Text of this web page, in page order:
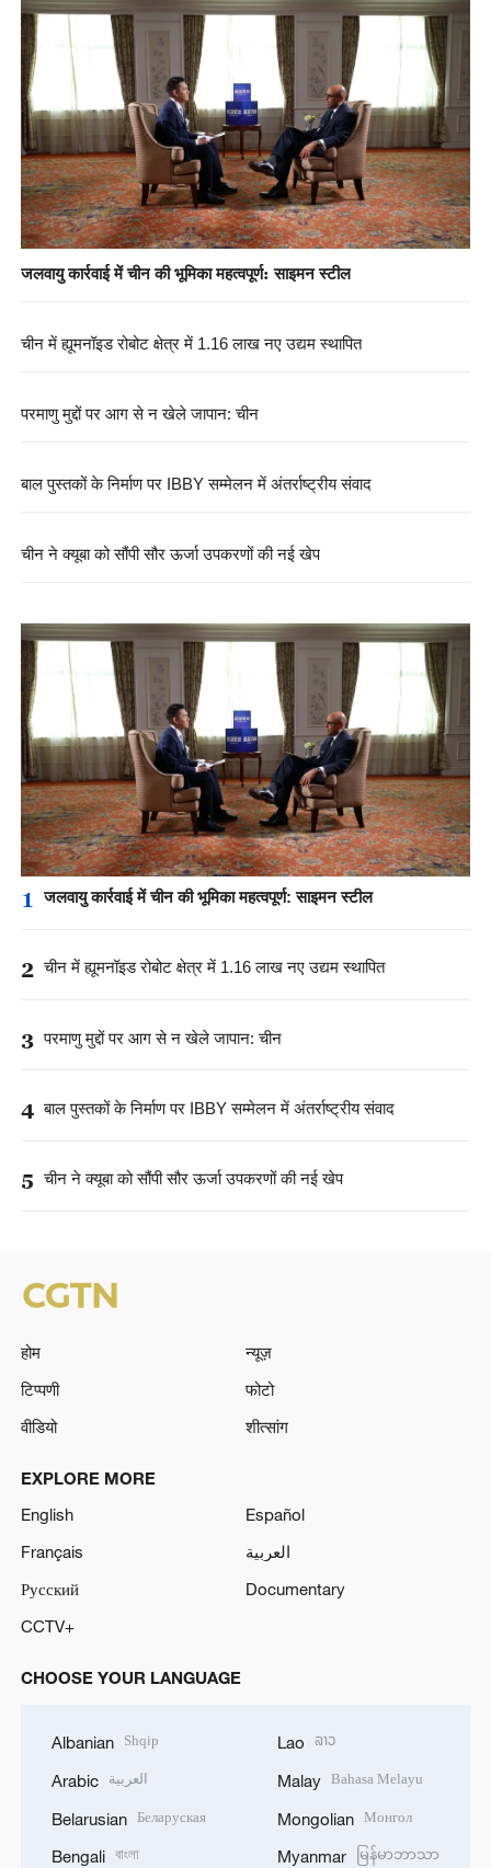
जलवायु कार्रवाई में चीन की भूमिका महत्वपूर्ण: साइमन स्टील
चीन में ह्यूमनॉइड रोबोट क्षेत्र में 1.16 लाख नए उद्यम स्थापित
परमाणु मुद्दों पर आग से न खेले जापान: चीन
बाल पुस्तकों के निर्माण पर IBBY सम्मेलन में अंतर्राष्ट्रीय संवाद
चीन ने क्यूबा को सौंपी सौर ऊर्जा उपकरणों की नई खेप
1 जलवायु कार्रवाई में चीन की भूमिका महत्वपूर्ण: साइमन स्टील
2 चीन में ह्यूमनॉइड रोबोट क्षेत्र में 1.16 लाख नए उद्यम स्थापित
3 परमाणु मुद्दों पर आग से न खेले जापान: चीन
4 बाल पुस्तकों के निर्माण पर IBBY सम्मेलन में अंतर्राष्ट्रीय संवाद
5 चीन ने क्यूबा को सौंपी सौर ऊर्जा उपकरणों की नई खेप
होम
न्यूज़
टिप्पणी
फोटो
वीडियो
शीत्सांग
EXPLORE MORE
English
Español
Français
العربية
Русский
Documentary
CCTV+
CHOOSE YOUR LANGUAGE
Albanian Shqip
Arabic العربية
Belarusian Беларуская
Bengali বাংলা
Lao ລາວ
Malay Bahasa Melayu
Mongolian Монгол
Myanmar မြန်မာဘာသာ